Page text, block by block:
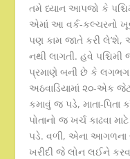
તમે ધ્યાન આપજો કે
એમાં આ વર્ક-કલ્ચરનો
પણ કામ જાતે કરી લે’શે,
નથી લાગતી. હવે
પ્રમાણે બની છે કે લગભગ
અઠવાડિયામાં ૨૦-એક
કમાવું જ પડે, માતા-
પોતાનો જ ખર્ચ કાઢવા
પડે. વળી, એના આગળના
ખરીદી જે લોન લઈને